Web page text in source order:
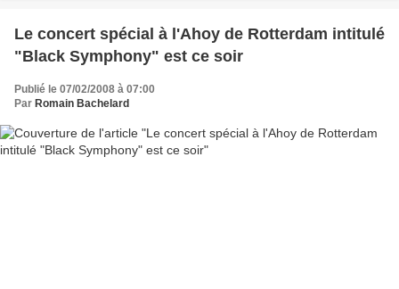
Le concert spécial à l'Ahoy de Rotterdam intitulé
"Black Symphony" est ce soir
Publié le 07/02/2008 à 07:00
Par Romain Bachelard